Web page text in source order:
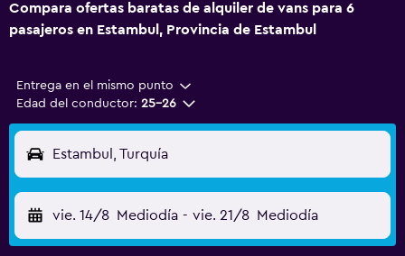
Compara ofertas baratas de alquiler de vans para 6
pasajeros en Estambul, Provincia de Estambul
Entrega en el mismo punto
Edad del conductor: 25-26
Estambul, Turquía
vie. 14/8 Mediodía - vie. 21/8 Mediodía